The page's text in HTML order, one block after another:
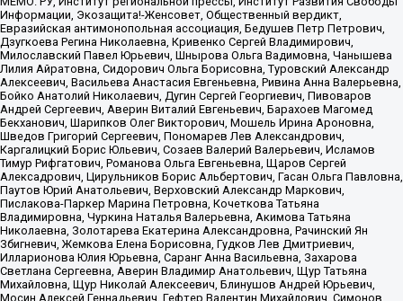
Информации, Экозащита!-Женсовет, Общественный вердикт,
Евразийская антимонопольная ассоциация, Бедушев Петр Петрович,
Дзугкоева Регина Николаевна, Кривенко Сергей Владимирович,
Милославский Павел Юрьевич, Шнырова Ольга Вадимовна, Чанышева
Лилия Айратовна, Сидорович Ольга Борисовна, Туровский Александр
Алексеевич, Васильева Анастасия Евгеньевна, Ривина Анна Валерьевна,
Бойко Анатолий Николаевич, Дугин Сергей Георгиевич, Пивоваров
Андрей Сергеевич, Аверин Виталий Евгеньевич, Барахоев Магомед
Бекханович, Шарипков Олег Викторович, Мошель Ирина Ароновна,
Шведов Григорий Сергеевич, Пономарев Лев Александрович,
Каргалицкий Борис Юльевич, Созаев Валерий Валерьевич, Исламов
Тимур Рифгатович, Романова Ольга Евгеньевна, Щаров Сергей
Алексадрович, Цирульников Борис Альбертович, Гасан Ольга Павловна,
Паутов Юрий Анатольевич, Верховский Александр Маркович,
Пислакова-Паркер Марина Петровна, Кочеткова Татьяна
Владимировна, Чуркина Наталья Валерьевна, Акимова Татьяна
Николаевна, Золотарева Екатерина Александровна, Рачинский Ян
Збигневич, Жемкова Елена Борисовна, Гудков Лев Дмитриевич,
Илларионова Юлия Юрьевна, Саранг Анна Васильевна, Захарова
Светлана Сергеевна, Аверин Владимир Анатольевич, Щур Татьяна
Михайловна, Щур Николай Алексеевич, Блинушов Андрей Юрьевич,
Мосин Алексей Геннадьевич, Гефтер Валентин Михайлович, Симонов